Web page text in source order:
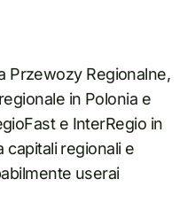
Przewozy Regionalne,
in Polonia e
e InterRegio in
capitali regionali e
userai